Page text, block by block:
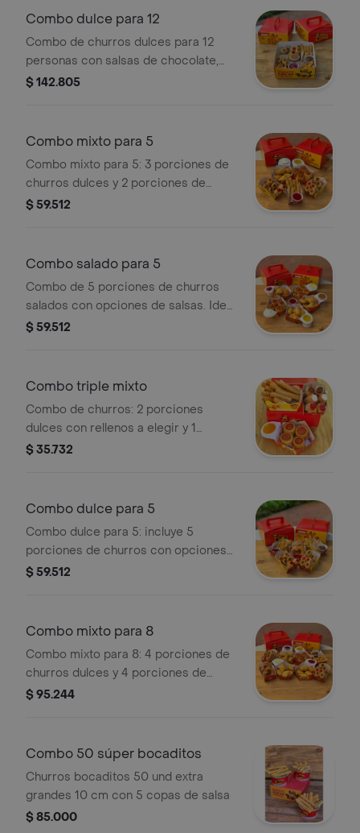
Combo dulce para 12
Combo de churros dulces para 12
personas con salsas de chocolate,
arequipe y fresa.
$ 142.805
Combo mixto para 5
Combo mixto para 5: 3 porciones de
churros dulces y 2 porciones de
churros salados a elección. Incluye
$ 59.512
Combo salado para 5
Combo de 5 porciones de churros
salados con opciones de salsas. Ideal
para compartir.
$ 59.512
Combo triple mixto
Combo de churros: 2 porciones
dulces con rellenos a elegir y 1
porción salada. Incluye salsa para
$ 35.732
Combo dulce para 5
Combo dulce para 5: incluye 5
porciones de churros con opciones
de salsas y toppings variados.
$ 59.512
Combo mixto para 8
Combo mixto para 8: 4 porciones de
churros dulces y 4 porciones de
churros salados a elección. Incluye
$ 95.244
Combo 50 súper bocaditos
Churros bocaditos 50 und extra
grandes 10 cm con 5 copas de salsa
$ 85.000